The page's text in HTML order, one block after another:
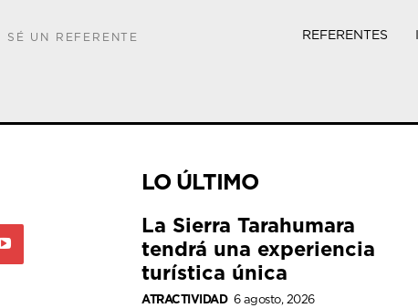
SÉ UN REFERENTE REFERENTES
LO ÚLTIMO
La Sierra Tarahumara
tendrá una experiencia
turística única
ATRACTIVIDAD 6 agosto, 2026